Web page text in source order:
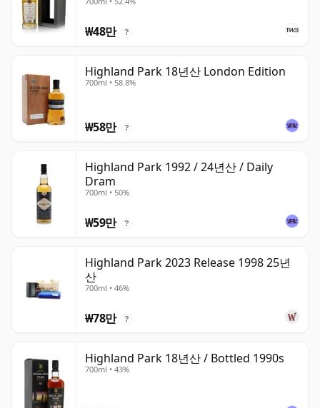
₩48만 ?
Highland Park 18년산 London Edition
700ml • 58.8%
₩58만 ?
Highland Park 1992 / 24년산 / Daily
Dram
700ml • 50%
₩59만 ?
Highland Park 2023 Release 1998 25년
산
700ml • 46%
₩78만 ?
Highland Park 18년산 / Bottled 1990s
700ml • 43%